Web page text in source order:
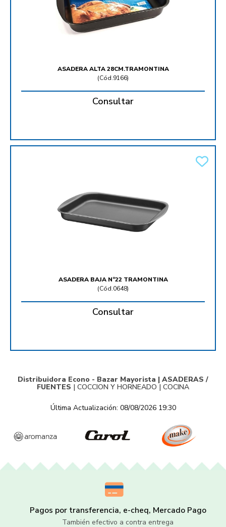
ASADERA ALTA 28CM.TRAMONTINA
(Cód.9166)
Consultar
ASADERA BAJA Nº22 TRAMONTINA
(Cód.0648)
Consultar
Distribuidora Econo - Bazar Mayorista | ASADERAS /
FUENTES | COCCION Y HORNEADO | COCINA
Última Actualización: 08/08/2026 19:30
Pagos por transferencia, e-cheq, Mercado Pago
También efectivo a contra entrega